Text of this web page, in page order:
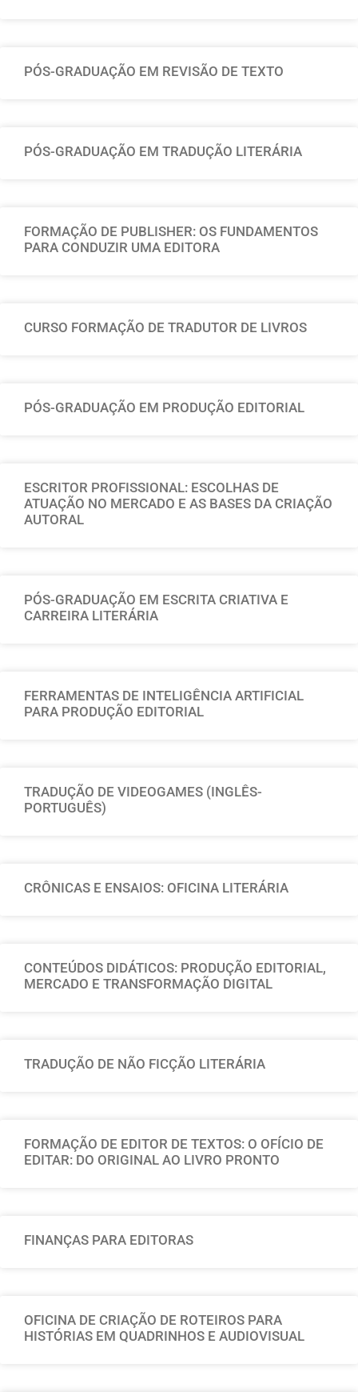
PÓS-GRADUAÇÃO EM REVISÃO DE TEXTO
PÓS-GRADUAÇÃO EM TRADUÇÃO LITERÁRIA
FORMAÇÃO DE PUBLISHER: OS FUNDAMENTOS
PARA CONDUZIR UMA EDITORA
CURSO FORMAÇÃO DE TRADUTOR DE LIVROS
PÓS-GRADUAÇÃO EM PRODUÇÃO EDITORIAL
ESCRITOR PROFISSIONAL: ESCOLHAS DE
ATUAÇÃO NO MERCADO E AS BASES DA CRIAÇÃO
AUTORAL
PÓS-GRADUAÇÃO EM ESCRITA CRIATIVA E
CARREIRA LITERÁRIA
FERRAMENTAS DE INTELIGÊNCIA ARTIFICIAL
PARA PRODUÇÃO EDITORIAL
TRADUÇÃO DE VIDEOGAMES (INGLÊS-
PORTUGUÊS)
CRÔNICAS E ENSAIOS: OFICINA LITERÁRIA
CONTEÚDOS DIDÁTICOS: PRODUÇÃO EDITORIAL,
MERCADO E TRANSFORMAÇÃO DIGITAL
TRADUÇÃO DE NÃO FICÇÃO LITERÁRIA
FORMAÇÃO DE EDITOR DE TEXTOS: O OFÍCIO DE
EDITAR: DO ORIGINAL AO LIVRO PRONTO
FINANÇAS PARA EDITORAS
OFICINA DE CRIAÇÃO DE ROTEIROS PARA
HISTÓRIAS EM QUADRINHOS E AUDIOVISUAL